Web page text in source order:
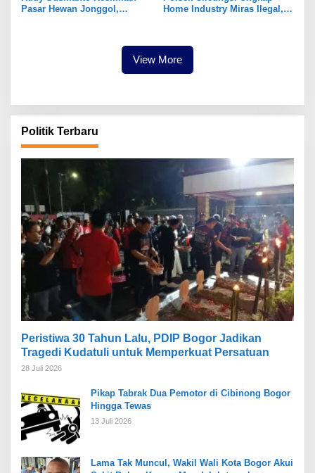
Pasar Hewan Jonggol,
Home Industry Miras Ilegal,
View More
Politik Terbaru
Peristiwa 30 Tahun Lalu, PDIP Bogor Jadikan
Tragedi Kudatuli untuk Memperkuat Persatuan
28 Juli 2026
Pikap Tabrak Dua Pemotor di Cibinong Bogor
Hingga Tewas
13 Juli 2026
Lama Tak Muncul, Wakil Wali Kota Bogor Akui